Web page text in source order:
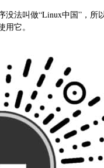
法叫做“Linux中国”，所
它。